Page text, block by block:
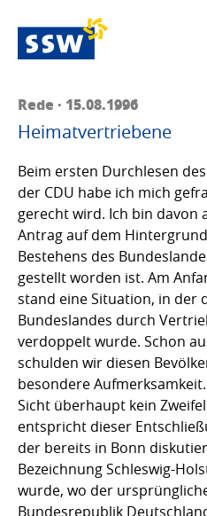
Rede · 15.08.1996
Heimatvertriebene
Beim ersten Durchlesen
der CDU habe ich mich
gerecht wird. Ich bin davon
Antrag auf dem
Bestehens des
gestellt worden ist. Am
stand eine Situation, in der
Bundeslandes durch
verdoppelt wurde. Schon
schulden wir diesen
besondere
Sicht überhaupt kein
entspricht dieser
der bereits in Bonn
Bezeichnung Schleswig-
wurde, wo der
Bundesrepublik